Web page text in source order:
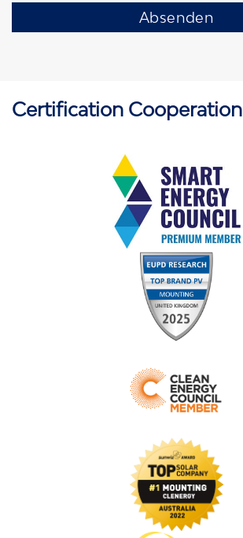
Certification Cooperation